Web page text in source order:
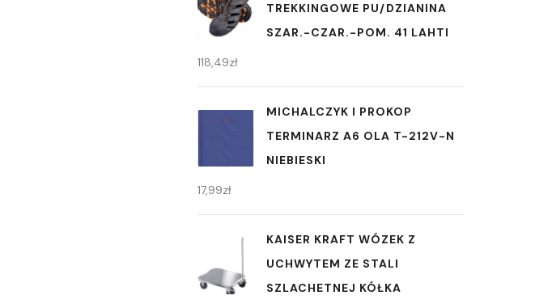
TREKKINGOWE PU/DZIANINA
SZAR.-CZAR.-POM. 41 LAHTI
118,49zł
MICHALCZYK I PROKOP
TERMINARZ A6 OLA T-212V-N
NIEBIESKI
17,99zł
KAISER KRAFT WÓZEK Z
UCHWYTEM ZE STALI
SZLACHETNEJ KÓŁKA